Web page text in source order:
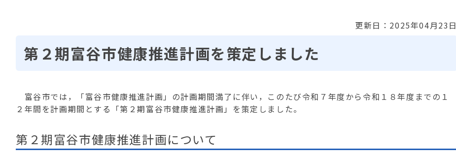
更新日：2025年04月23日
第２期富谷市健康推進計画を策定しました
富谷市では，「富谷市健康推進計画」の計画期間満了に伴い，このたび令和７年度から令和１８年度までの１
２年間を計画期間とする「第２期富谷市健康推進計画」を策定しました。
第２期富谷市健康推進計画について